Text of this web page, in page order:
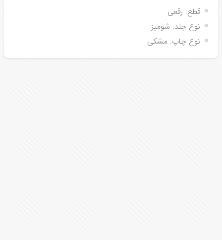
قطع: رقعی
نوع جلد: شومیز
نوع چاپ: مشکی